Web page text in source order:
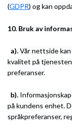
(GDPR) og kan
10. Bruk av
a).Vår nettside
kvalitet på
preferanser.
b).
på kundens enhet.
språkpreferanser,